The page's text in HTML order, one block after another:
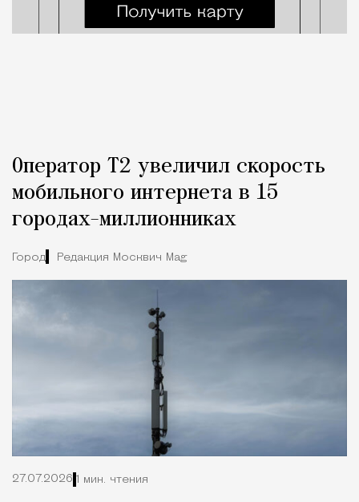
Оператор Т2 увеличил скорость
мобильного интернета в 15
городах-миллионниках
Город Редакция Москвич Mag
27.07.2026 1 мин. чтения